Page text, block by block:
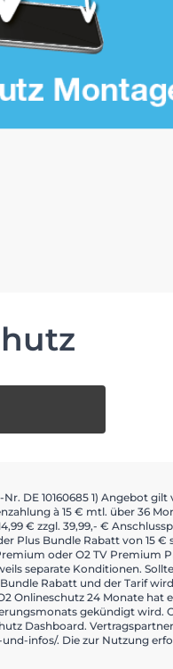
DE 10160685 1) Angebot gilt
à 15 € mtl. über 36
€ zzgl. 39,99,- €
Plus Bundle Rabatt von 15 €
oder O2 TV Premium
separate Konditionen.
Rabatt und der Tarif
Onlineschutz 24 Monate hat
gekündigt wird.
Dashboard.
infos/. Die zur Nutzung